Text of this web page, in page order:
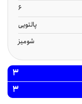
6
پالتویی
شومیز
3
3